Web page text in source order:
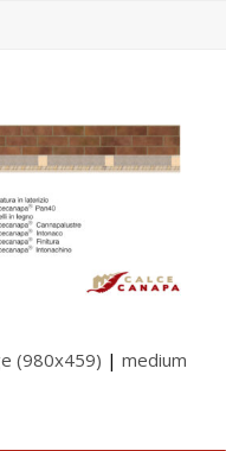
(980x459) |medium